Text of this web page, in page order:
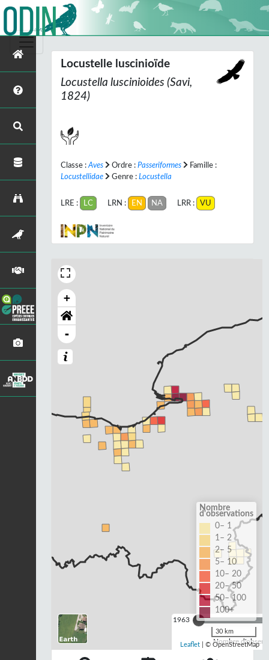
Locustelle luscinioïde
Locustella luscinioides (Savi,
1824)
Classe : Aves Ordre : Passeriformes
Famille :
Locustellidae
Genre : Locustella
LRE : LC LRN : EN NA LRR : VU
+
-
1963
Nombre
Nombre
d'observations
0– 1
1– 2
2– 5
5– 10
10– 20
20– 50
50– 100
100+
30 km
Leaflet | © OpenStreetMap